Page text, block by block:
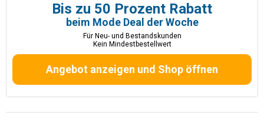
Bis zu 50 Prozent Rabatt
beim Mode Deal der Woche
Für Neu- und Bestandskunden
Kein Mindestbestellwert
Angebot anzeigen und Shop öffnen